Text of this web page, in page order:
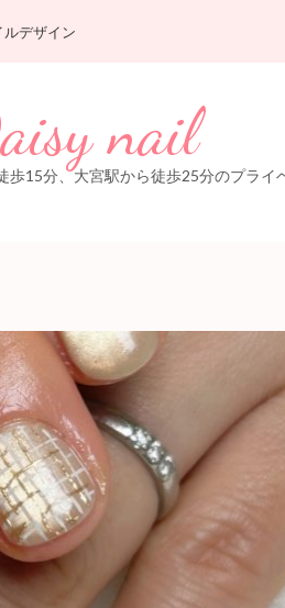
ルデザイン
nail
15分、大宮駅から徒歩25分のプライ